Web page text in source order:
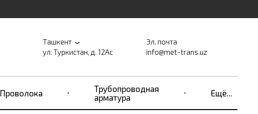
Ташкент
ул. Туркистан, д. 12Ас
Эл. почта
info@met-trans.uz
Проволока
Трубопроводная
арматура
Ещё...